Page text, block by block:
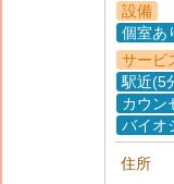
設備
個室あ
サービ
駅近(5
カウン
バイオ
住所